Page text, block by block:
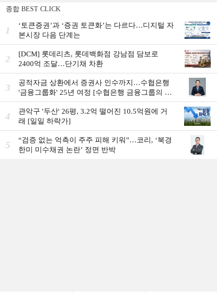
종합 BEST CLICK
1
‘토큰증권’과 ‘증권 토큰화’는 다르다…디지털 자
본시장 다음 단계는
2
[DCM] 롯데리츠, 롯데백화점 강남점 담보로
2400억 조달…단기채 차환
3
공적자금 상환에서 증권사 인수까지…수협은행
'금융그룹화' 25년 여정 [수협은행 금융그룹의 꿈
①]
4
관악구 '두산' 26평, 3.2억 떨어진 10.5억원에 거
래 [일일 하락가]
5
“검증 없는 억측이 주주 피해 키워”…코리, ‘북경
한미 미수채권 논란’ 정면 반박